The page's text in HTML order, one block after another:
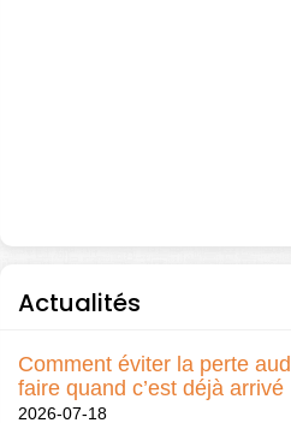
Actualités
Comment éviter la perte
faire quand c’est déjà arrivé
2026-07-18